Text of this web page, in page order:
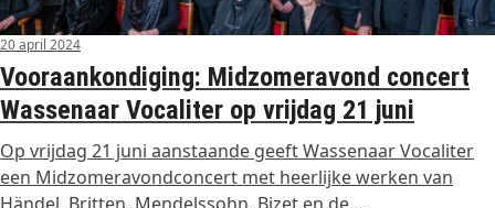
20 april 2024
Vooraankondiging: Midzomeravond concert
Wassenaar Vocaliter op vrijdag 21 juni
Op vrijdag 21 juni aanstaande geeft Wassenaar Vocaliter
een Midzomeravondconcert met heerlijke werken van